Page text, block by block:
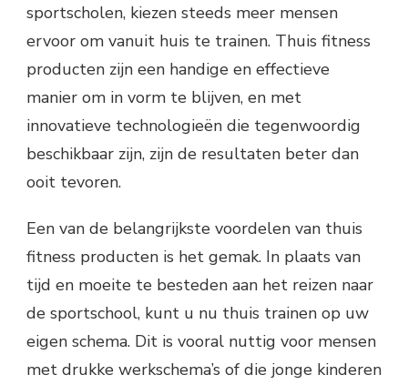
sportscholen, kiezen steeds meer mensen
ervoor om vanuit huis te trainen. Thuis fitness
producten zijn een handige en effectieve
manier om in vorm te blijven, en met
innovatieve technologieën die tegenwoordig
beschikbaar zijn, zijn de resultaten beter dan
ooit tevoren.
Een van de belangrijkste voordelen van thuis
fitness producten is het gemak. In plaats van
tijd en moeite te besteden aan het reizen naar
de sportschool, kunt u nu thuis trainen op uw
eigen schema. Dit is vooral nuttig voor mensen
met drukke werkschema’s of die jonge kinderen